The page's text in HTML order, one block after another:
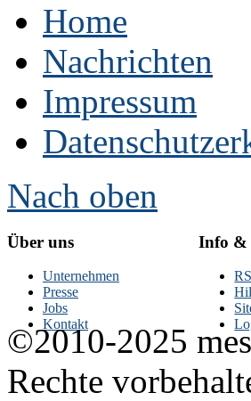
Home
Nachrichten
Impressum
Nach oben
Über uns
Unternehmen
Presse
Jobs
Kontakt
Info &
©2010-2025
Rechte